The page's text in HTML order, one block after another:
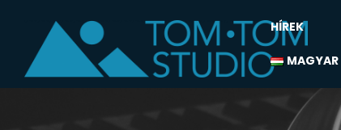
HÍREK
MAGYAR